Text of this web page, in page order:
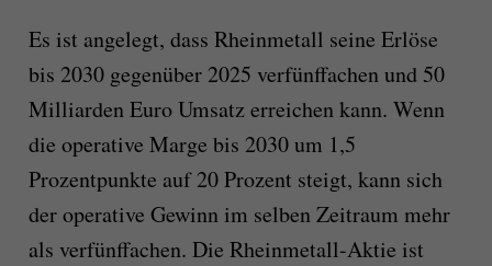
Es ist angelegt, dass Rheinmetall seine Erlöse
bis 2030 gegenüber 2025 verfünffachen und 50
Milliarden Euro Umsatz erreichen kann. Wenn
die operative Marge bis 2030 um 1,5
Prozentpunkte auf 20 Prozent steigt, kann sich
der operative Gewinn im selben Zeitraum mehr
als verfünffachen. Die Rheinmetall-Aktie ist